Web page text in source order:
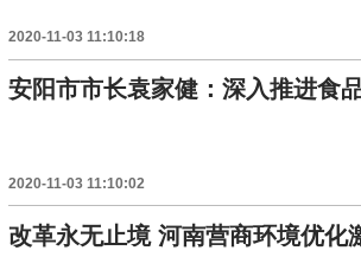
2020-11-03 11:10:18
安阳市市长袁家健：深入推进食
2020-11-03 11:10:02
改革永无止境 河南营商环境优化